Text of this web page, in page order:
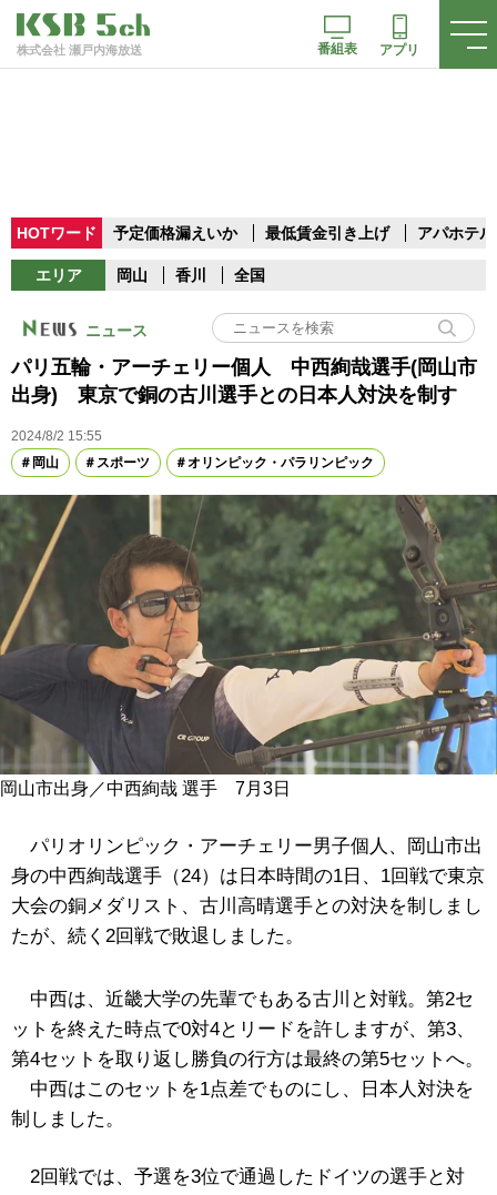
株式会社 瀬戸内海放送 番組表 アプリ
HOTワード 予定価格漏えいか 最低賃金引き上げ アパホテル
エリア 岡山 香川 全国
ニュース
パリ五輪・アーチェリー個人 中西絢哉選手(岡山市
出身) 東京で銅の古川選手との日本人対決を制す
2024/8/2 15:55
岡山
スポーツ オリンピック・パラリンピック
岡山市出身／中西絢哉 選手 7月3日
パリオリンピック・アーチェリー男子個人、岡山市出
身の中西絢哉選手（24）は日本時間の1日、1回戦で東京
大会の銅メダリスト、古川高晴選手との対決を制しまし
たが、続く2回戦で敗退しました。
中西は、近畿大学の先輩でもある古川と対戦。第2セ
ットを終えた時点で0対4とリードを許しますが、第3、
第4セットを取り返し勝負の行方は最終の第5セットへ。
中西はこのセットを1点差でものにし、日本人対決を
制しました。
2回戦では、予選を3位で通過したドイツの選手と対